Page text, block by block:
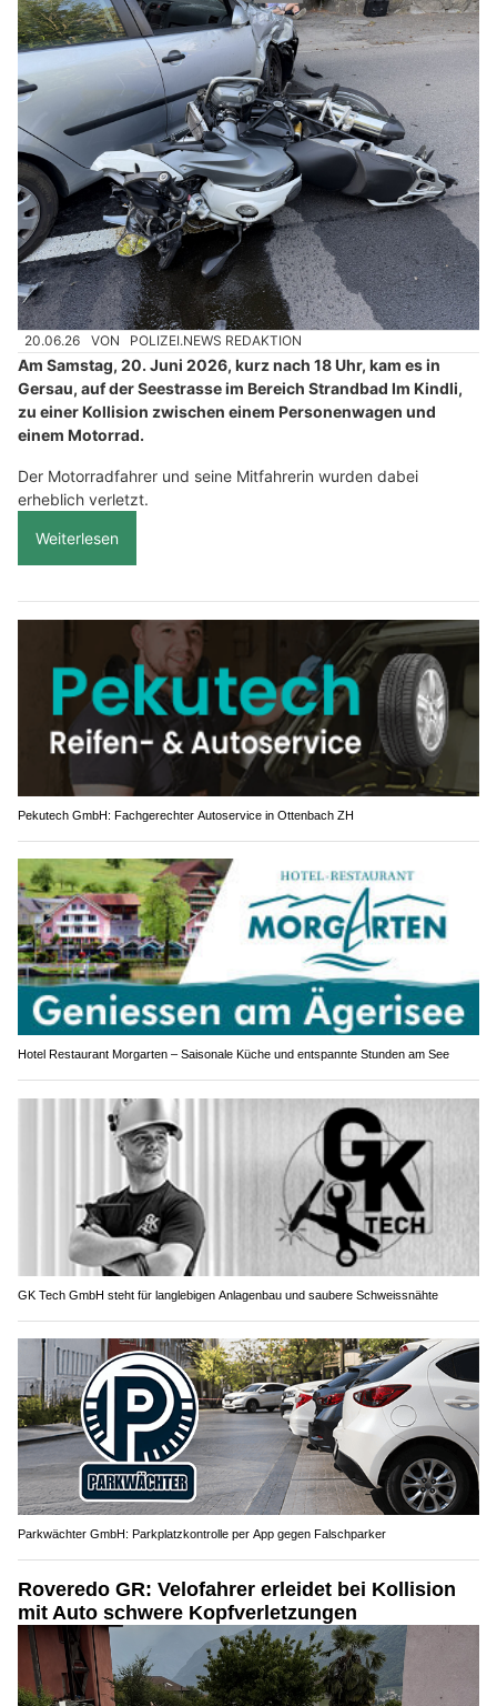
20.06.26 VON POLIZEI.NEWS REDAKTION
Am Samstag, 20. Juni 2026, kurz nach 18 Uhr, kam es in
Gersau, auf der Seestrasse im Bereich Strandbad Im Kindli,
zu einer Kollision zwischen einem Personenwagen und
einem Motorrad.
Der Motorradfahrer und seine Mitfahrerin wurden dabei
erheblich verletzt.
Weiterlesen
Pekutech GmbH: Fachgerechter Autoservice in Ottenbach ZH
Hotel Restaurant Morgarten – Saisonale Küche und entspannte Stunden am See
GK Tech GmbH steht für langlebigen Anlagenbau und saubere Schweissnähte
Parkwächter GmbH: Parkplatzkontrolle per App gegen Falschparker
Roveredo GR: Velofahrer erleidet bei Kollision
mit Auto schwere Kopfverletzungen